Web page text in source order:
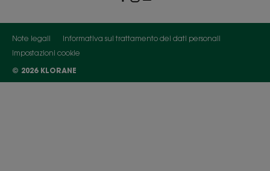
Note legali
Informativa sul trattamento dei dati personali
Impostazioni cookie
© 2026 KLORANE